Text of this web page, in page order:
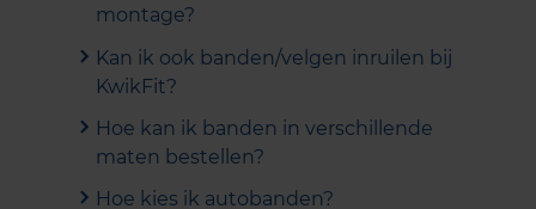
montage?
Kan ik ook banden/velgen inruilen bij
KwikFit?
Hoe kan ik banden in verschillende
maten bestellen?
Hoe kies ik autobanden?